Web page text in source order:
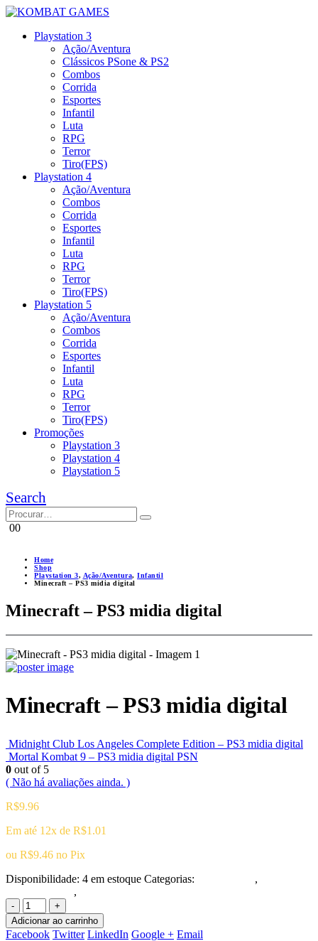
Playstation 3
Ação/Aventura
Clássicos PSone & PS2
Combos
Corrida
Esportes
Infantil
Luta
RPG
Terror
Tiro(FPS)
Playstation 4
Ação/Aventura
Combos
Corrida
Esportes
Infantil
Luta
RPG
Terror
Tiro(FPS)
Playstation 5
Ação/Aventura
Combos
Corrida
Esportes
Infantil
Luta
RPG
Terror
Tiro(FPS)
Promoções
Playstation 3
Playstation 4
Playstation 5
Search
00
Home
Shop
Playstation 3, Ação/Aventura, Infantil
Minecraft – PS3 midia digital
Minecraft – PS3 midia digital
Minecraft – PS3 midia digital
Midnight Club Los Angeles Complete Edition – PS3 midia digital
Mortal Kombat 9 – PS3 midia digital PSN
0 out of 5
( Não há avaliações ainda. )
R$9.96
Em até 12x de R$1.01
ou R$9.46 no Pix
Disponibilidade: 4 em estoque Categorias:
,
,
-
+
Adicionar ao carrinho
Facebook Twitter LinkedIn Google + Email